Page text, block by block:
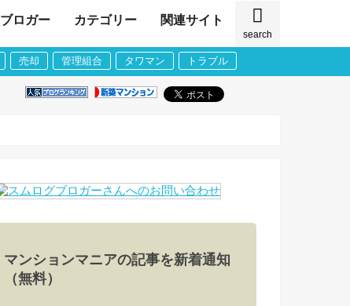
search
ブロガー カテゴリー 関連サイト
売却 管理組合 タワマン トラブル
マンションマニアの記事を新着通知
（無料）